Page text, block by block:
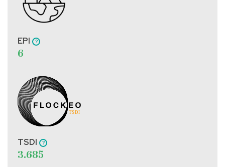
EPI
6
TSDI
3.685